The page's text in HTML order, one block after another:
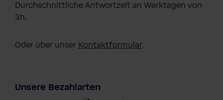
Durchschnittliche Antwortzeit an Werktagen von
3h.
Oder über unser Kontaktformular.
Unsere Bezahlarten